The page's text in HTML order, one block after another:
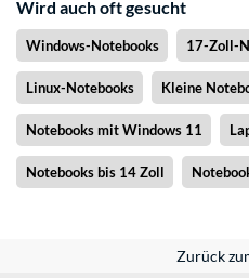
Wird auch oft gesucht
Windows-Notebooks 17-Zoll-
Linux-Notebooks Kleine
Notebooks mit Windows 11
Notebooks bis 14 Zoll
Zurück